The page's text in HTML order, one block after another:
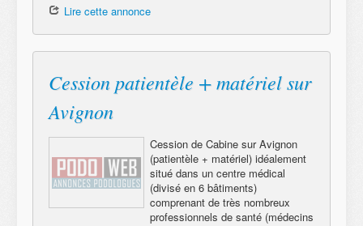
Lire cette annonce
Cession patientèle + matériel sur
Avignon
Cession de Cabine sur Avignon
(patientèle + matériel) idéalement
situé dans un centre médical
(divisé en 6 bâtiments)
comprenant de très nombreux
professionnels de santé (médecins